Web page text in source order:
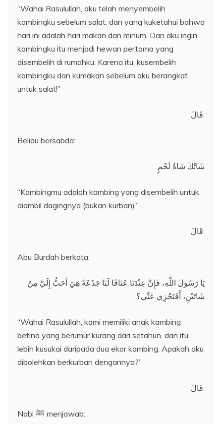
“Wahai Rasulullah, aku telah menyembelih
kambingku sebelum salat, dan yang kuketahui bahwa
hari ini adalah hari makan dan minum. Dan aku ingin
kambingku itu menjadi hewan pertama yang
disembelih di rumahku. Karena itu, kusembelih
kambingku dan kumakan sebelum aku berangkat
untuk salat!”
قَالَ:
Beliau bersabda:
شَاتُكَ شَاةُ لَحْمٍ
“Kambingmu adalah kambing yang disembelih untuk
diambil dagingnya (bukan kurban).”
قَالَ:
Abu Burdah berkata:
يَا رَسُولَ اللَّهِ، فَإِنَّ عِنْدَنَا عَنَاقًا لَنَا جَذَعَةً هِيَ أَحَبُّ إِلَيَّ مِنْ
شَاتَيْنِ، أَفَتَجْزِي عَنِّي؟
“Wahai Rasulullah, kami memiliki anak kambing
betina yang berumur kurang dari setahun, dan itu
lebih kusukai daripada dua ekor kambing. Apakah aku
dibolehkan berkurban dengannya?”
قَالَ:
Nabi ﷺ menjawab: